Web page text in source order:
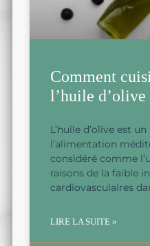
Comment
l’huile d’olive
L’huile d’olive est
l’alimentation
considéré comme
raisons de la faible
cardiovasculaires
LIRE LA SUITE »